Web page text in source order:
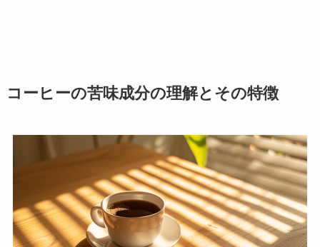
コーヒーの苦味成分の理解とその特徴